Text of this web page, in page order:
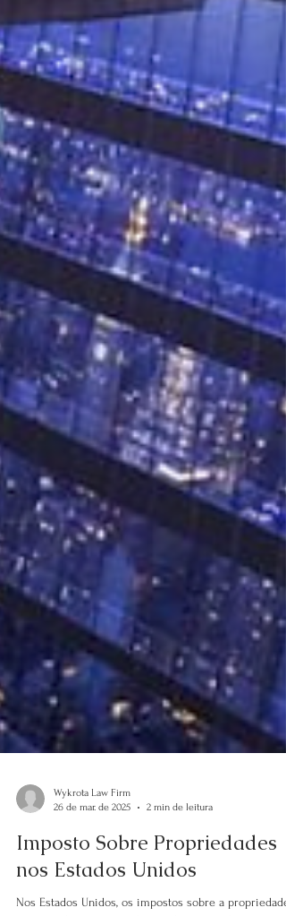
26 de mar. de 2025
2 min de leitura
Imposto Sobre Propriedades
nos Estados Unidos